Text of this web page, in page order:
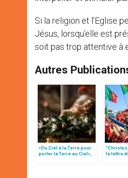
Si la religion et l’Eglise
Jésus, lorsqu’elle est
soit pas trop attentive à
Autres
«Du Ciel à la Terre pour
porter la Terre au Ciel»,
"Christus
la lettre